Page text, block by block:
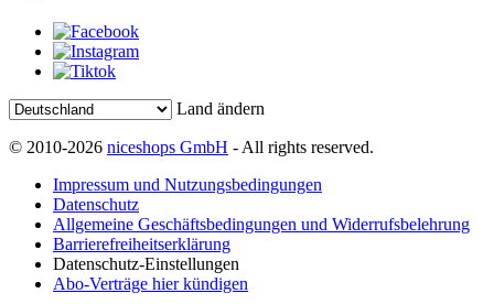
Land ändern
© 2010-2026 niceshops GmbH - All rights reserved.
Impressum und Nutzungsbedingungen
Datenschutz
Allgemeine Geschäftsbedingungen und Widerrufsbelehrung
Barrierefreiheitserklärung
Datenschutz-Einstellungen
Abo-Verträge hier kündigen